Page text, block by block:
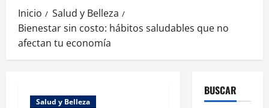
Inicio
Salud y Belleza
Bienestar sin costo: hábitos saludables que no
afectan tu economía
Salud y Belleza
BUSCAR